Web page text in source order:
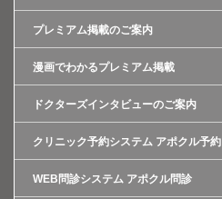
プレミアム掲載のご案内
漫画でわかるプレミアム掲載
ドクターズインタビューのご案内
クリニック予約システム アポクル予約
WEB問診システム アポクル問診